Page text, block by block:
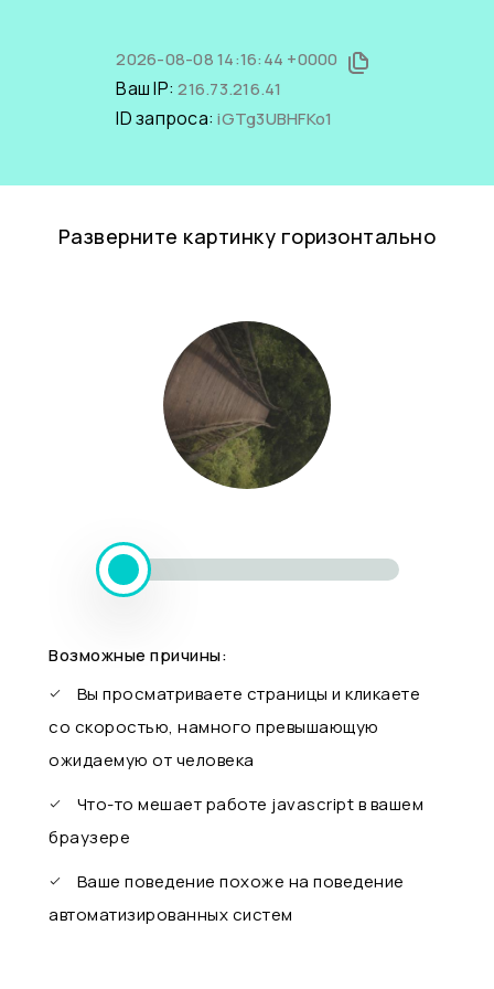
2026-08-08 14:16:44 +0000
Ваш IP:216.73.216.41
ID запроса:iGTg3UBHFKo1
Разверните картинку горизонтально
Возможные причины:
Вы просматриваете страницы и кликаете
со скоростью, намного превышающую
ожидаемую от человека
Что-то мешает работе javascript в вашем
браузере
Ваше поведение похоже на поведение
автоматизированных систем